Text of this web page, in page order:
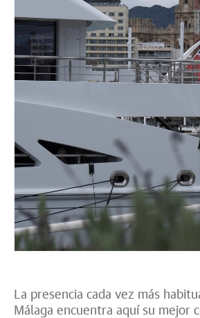
La presencia cada vez más
Málaga encuentra aquí su mejor